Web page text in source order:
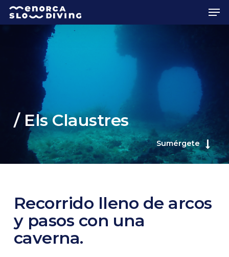
Skip
to
/ Els Claustres
Sumérgete
Recorrido lleno de arcos
y pasos con una
caverna.